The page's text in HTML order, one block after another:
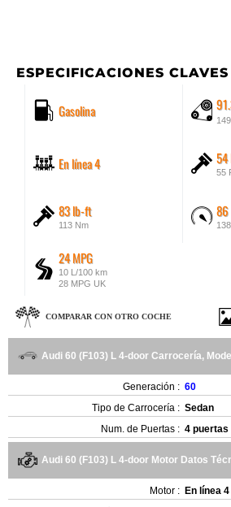
ESPECIFICACIONES CLAVES
Gasolina
En línea 4 54
55
83 lb-ft
113 Nm
86
24 MPG
10 L/100 km
28 MPG UK
COMPARAR CON OTRO COCHE
Audi 60 (F103) L 4-door Carrocería,
Generación : 60
Tipo de Carrocería : Sedan
Num. de Puertas : 4 puertas
Audi 60 (F103) L 4-door Motor Datos
Motor : En línea 4